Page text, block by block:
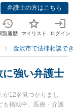
弁護士の方はこちら
覧履歴 マイリスト ログイン
金沢市で法律相談で
強い弁護士
が12名見つかりまし
も掲載中。医療・介護